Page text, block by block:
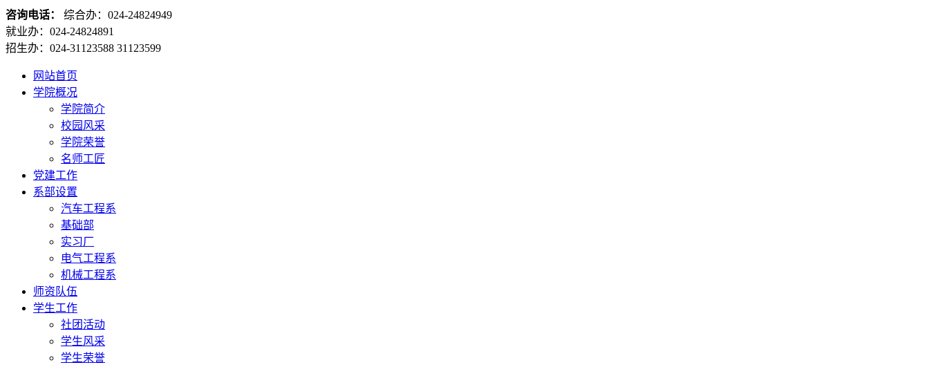
咨询电话：
综合办：024-24824949
就业办：024-24824891
招生办：024-31123588 31123599
网站首页
学院概况
学院简介
校园风采
学院荣誉
名师工匠
党建工作
系部设置
汽车工程系
基础部
实习厂
电气工程系
机械工程系
师资队伍
学生工作
社团活动
学生风采
学生荣誉